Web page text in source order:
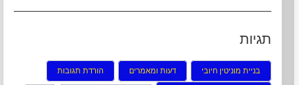
תגיות
בניית מוניטין חיובי דעות ומאמרים הורדת תגובות